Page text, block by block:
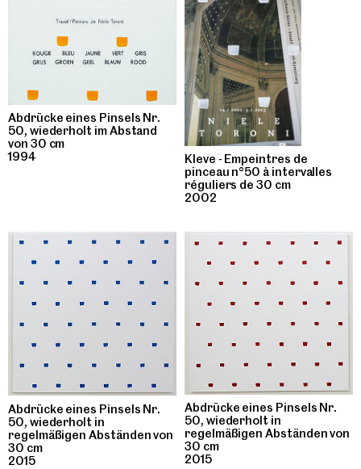
Abdrücke eines Pinsels Nr.
50, wiederholt im Abstand
von 30 cm
1994
Kleve - Empeintres de
pinceau n°50 à intervalles
réguliers de 30 cm
2002
Abdrücke eines Pinsels Nr.
50, wiederholt in
regelmäßigen Abständen von
30 cm
2015
Abdrücke eines Pinsels Nr.
50, wiederholt in
regelmäßigen Abständen von
30 cm
2015